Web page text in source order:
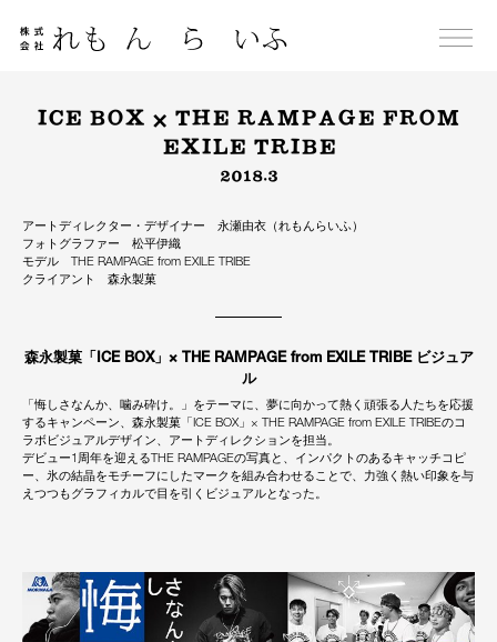
content
ICE BOX × THE RAMPAGE FROM
EXILE TRIBE
2018.3
アートディレクター・デザイナー 永瀬由衣（れもんらいふ）
フォトグラファー 松平伊織
モデル THE RAMPAGE from EXILE TRIBE
クライアント 森永製菓
森永製菓「ICE BOX」× THE RAMPAGE from EXILE TRIBE ビジュア
ル
「悔しさなんか、噛み砕け。」をテーマに、夢に向かって熱く頑張る人たちを応援
するキャンペーン、森永製菓「ICE BOX」× THE RAMPAGE from EXILE TRIBEのコ
ラボビジュアルデザイン、アートディレクションを担当。
デビュー1周年を迎えるTHE RAMPAGEの写真と、インパクトのあるキャッチコピ
ー、氷の結晶をモチーフにしたマークを組み合わせることで、力強く熱い印象を与
えつつもグラフィカルで目を引くビジュアルとなった。